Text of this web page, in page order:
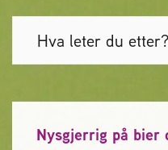
Starte med birøkt
Medlemssider
Nysgjerrig på bier